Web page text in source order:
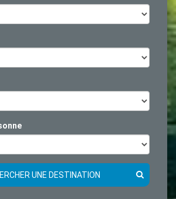
UNE DESTINATION